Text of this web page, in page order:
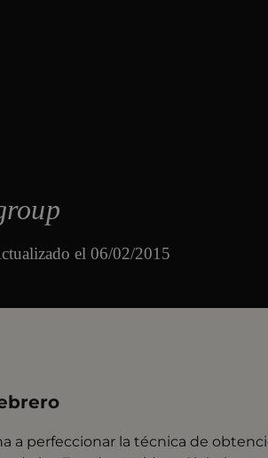
el 06/02/2015
a perfeccionar la técnica de